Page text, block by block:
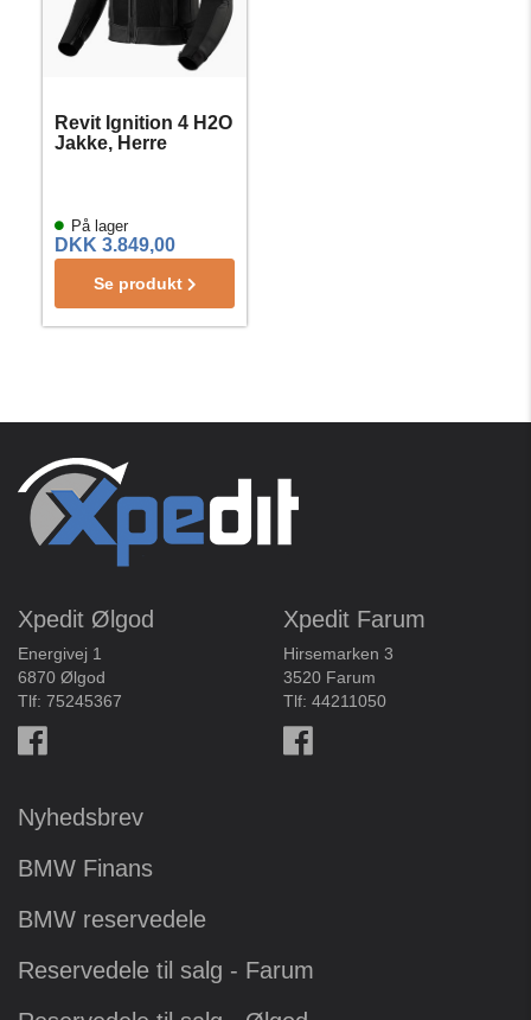
Revit Ignition 4 H2O
Jakke, Herre
På lager
DKK 3.849,00
Se produkt
Xpedit Ølgod
Energivej 1
6870 Ølgod
Tlf: 75245367
Xpedit Farum
Hirsemarken 3
3520 Farum
Tlf: 44211050
Nyhedsbrev
BMW Finans
BMW reservedele
Reservedele til salg - Farum